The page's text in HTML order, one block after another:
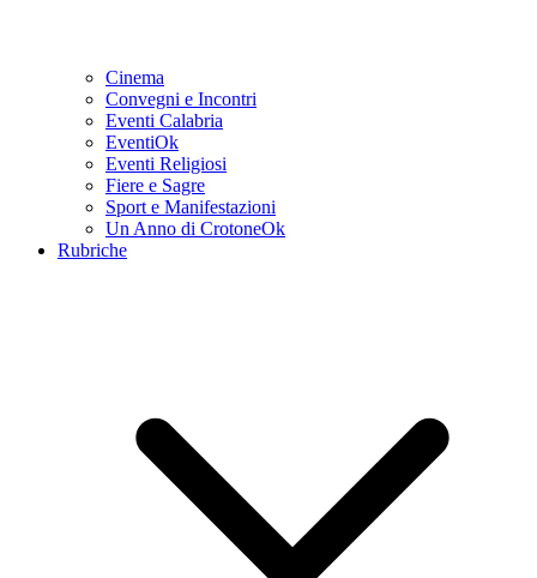
Cinema
Convegni e Incontri
Eventi Calabria
EventiOk
Eventi Religiosi
Fiere e Sagre
Sport e Manifestazioni
Un Anno di CrotoneOk
Rubriche